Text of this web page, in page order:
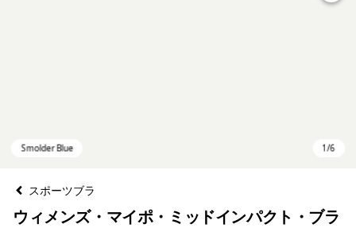
スポーツブラ
ウィメンズ・マイポ・ミッドインパクト・ブラ